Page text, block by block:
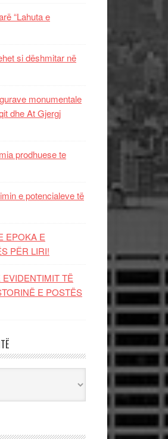
“Lahuta e
si dëshmitar në
monumentale
dhe At Gjergj
prodhuese te
e potencialeve të
EPOKA E
PЁR LIRI!
EVIDENTIMIT TË
E POSTËS